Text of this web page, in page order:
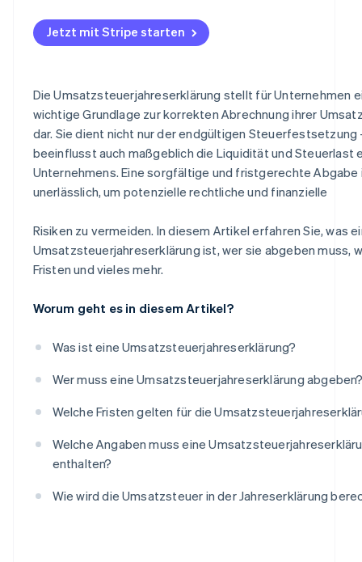
Berechnung der geschuldeten Umsatzsteuer
Berechnung der Zahllast oder Erstattung
Berücksichtigung von Vorauszahlungen
Ermittlung der steuerpflichtigen Umsätze
Berechnung der geschuldeten Umsatzsteuer
Ermittlung der Vorsteuer
Berechnung des Zahlungsbetrags oder der
Jetzt mit Stripe starten
Die Umsatzsteuerjahreserklärung stellt für Unternehmen
wichtige Grundlage zur korrekten Abrechnung ihrer
dar. Sie dient nicht nur der endgültigen Steuerfestsetzung
beeinflusst auch maßgeblich die Liquidität und Steuerlast
Unternehmens. Eine sorgfältige und fristgerechte Abgabe
unerlässlich, um potenzielle rechtliche und finanzielle
Risiken zu vermeiden. In diesem Artikel erfahren Sie, was
Umsatzsteuerjahreserklärung ist, wer sie abgeben muss,
Fristen und vieles mehr.
Worum geht es in diesem Artikel?
Was ist eine Umsatzsteuerjahreserklärung?
Wer muss eine Umsatzsteuerjahreserklärung
Welche Fristen gelten für die
Welche Angaben muss eine
enthalten?
Wie wird die Umsatzsteuer in der Jahreserklärung